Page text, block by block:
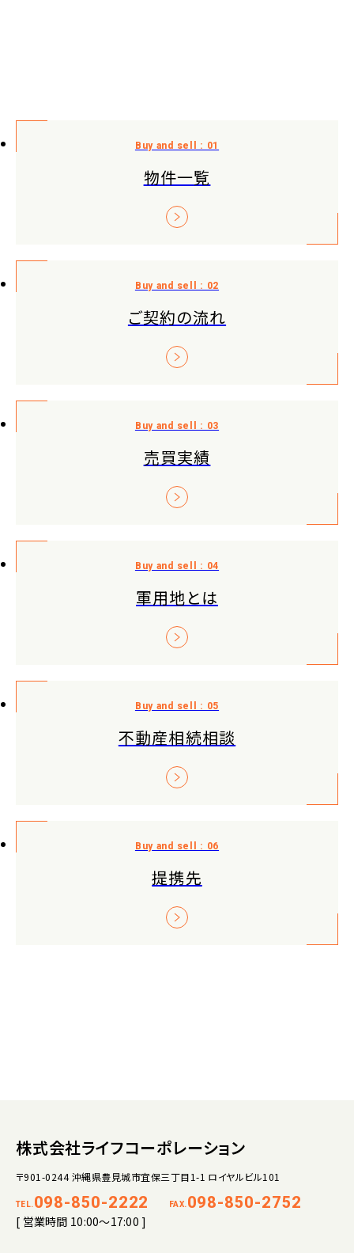
物件一覧
ご契約の流れ
売買実績
軍用地とは
不動産相続相談
提携先
株式会社ライフコーポレーション
〒901-0244 沖縄県豊見城市宜保三丁目1-1 ロイヤルビル101
TEL. 098-850-2222 FAX. 098-850-2752
[ 営業時間 10:00～17:00 ]